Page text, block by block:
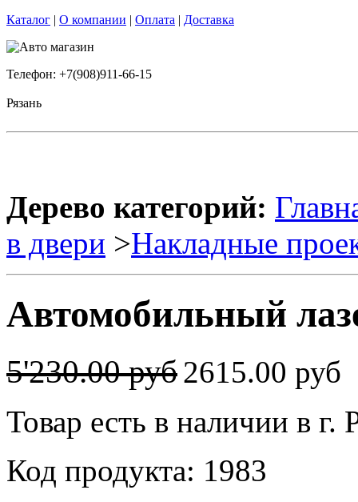
Каталог | О компании | Оплата | Доставка
Телефон: +7(908)911-66-15
Рязань
Дерево категорий:
в двери >Накладные
Автомобильный
5'230.00 руб2615.00 руб
Товар есть в наличии в г.
Код продукта: 1983